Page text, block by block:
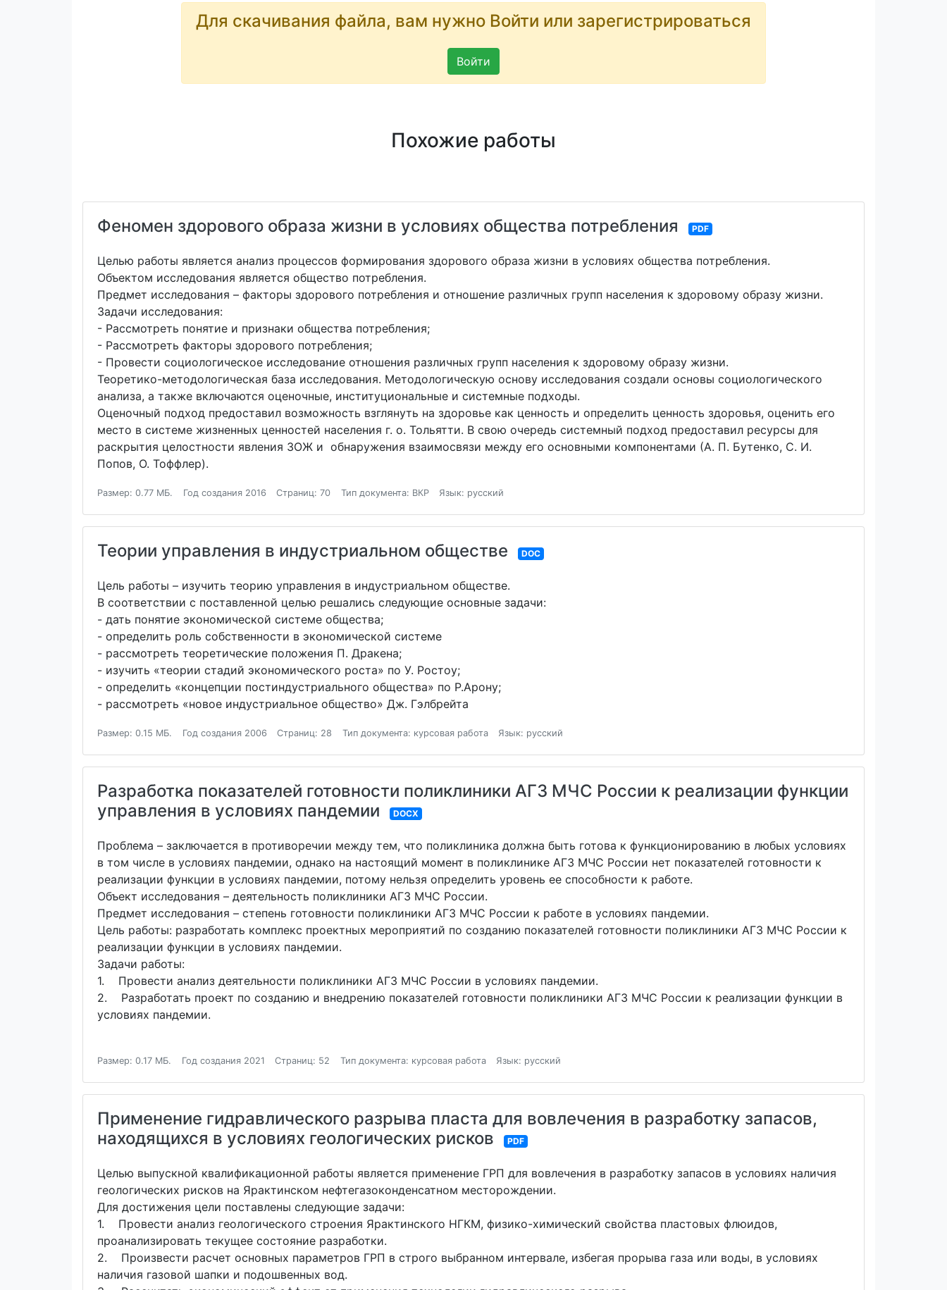
Для скачивания файла, вам нужно Войти или зарегистрироваться
Войти
Похожие работы
Феномен здорового образа жизни в условиях общества потребления PDF
Целью работы является анализ процессов формирования здорового образа жизни в условиях общества потребления.
Объектом исследования является общество потребления.
Предмет исследования – факторы здорового потребления и отношение различных групп населения к здоровому образу жизни.
Задачи исследования:
- Рассмотреть понятие и признаки общества потребления;
- Рассмотреть факторы здорового потребления;
- Провести социологическое исследование отношения различных групп населения к здоровому образу жизни.
Теоретико-методологическая база исследования. Методологическую основу исследования создали основы социологического
анализа, а также включаются оценочные, институциональные и системные подходы.
Оценочный подход предоставил возможность взглянуть на здоровье как ценность и определить ценность здоровья, оценить его
место в системе жизненных ценностей населения г. о. Тольятти. В свою очередь системный подход предоставил ресурсы для
раскрытия целостности явления ЗОЖ и обнаружения взаимосвязи между его основными компонентами (А. П. Бутенко, С. И.
Попов, О. Тоффлер).
Размер: 0.77 МБ. Год создания 2016 Страниц: 70 Тип документа: ВКР Язык: русский
Теории управления в индустриальном обществе DOC
Цель работы – изучить теорию управления в индустриальном обществе.
В соответствии с поставленной целью решались следующие основные задачи:
- дать понятие экономической системе общества;
- определить роль собственности в экономической системе
- рассмотреть теоретические положения П. Дракена;
- изучить «теории стадий экономического роста» по У. Ростоу;
- определить «концепции постиндустриального общества» по Р.Арону;
- рассмотреть «новое индустриальное общество» Дж. Гэлбрейта
Размер: 0.15 МБ. Год создания 2006 Страниц: 28 Тип документа: курсовая работа Язык: русский
Разработка показателей готовности поликлиники АГЗ МЧС России к реализации функции
управления в условиях пандемии
DOCX
Проблема – заключается в противоречии между тем, что поликлиника должна быть готова к функционированию в любых условиях
в том числе в условиях пандемии, однако на настоящий момент в поликлинике АГЗ МЧС России нет показателей готовности к
реализации функции в условиях пандемии, потому нельзя определить уровень ее способности к работе.
Объект исследования – деятельность поликлиники АГЗ МЧС России.
Предмет исследования – степень готовности поликлиники АГЗ МЧС России к работе в условиях пандемии.
Цель работы: разработать комплекс проектных мероприятий по созданию показателей готовности поликлиники АГЗ МЧС России к
реализации функции в условиях пандемии.
Задачи работы:
1. Провести анализ деятельности поликлиники АГЗ МЧС России в условиях пандемии.
2. Разработать проект по созданию и внедрению показателей готовности поликлиники АГЗ МЧС России к реализации функции в
условиях пандемии.
Размер: 0.17 МБ. Год создания 2021 Страниц: 52 Тип документа: курсовая работа Язык: русский
Применение гидравлического разрыва пласта для вовлечения в разработку запасов,
находящихся в условиях геологических рисков
PDF
Целью выпускной квалификационной работы является применение ГРП для вовлечения в разработку запасов в условиях наличия
геологических рисков на Ярактинском нефтегазоконденсатном месторождении.
Для достижения цели поставлены следующие задачи:
1. Провести анализ геологического строения Ярактинского НГКМ, физико-химический свойства пластовых флюидов,
проанализировать текущее состояние разработки.
2. Произвести расчет основных параметров ГРП в строго выбранном интервале, избегая прорыва газа или воды, в условиях
наличия газовой шапки и подошвенных вод.